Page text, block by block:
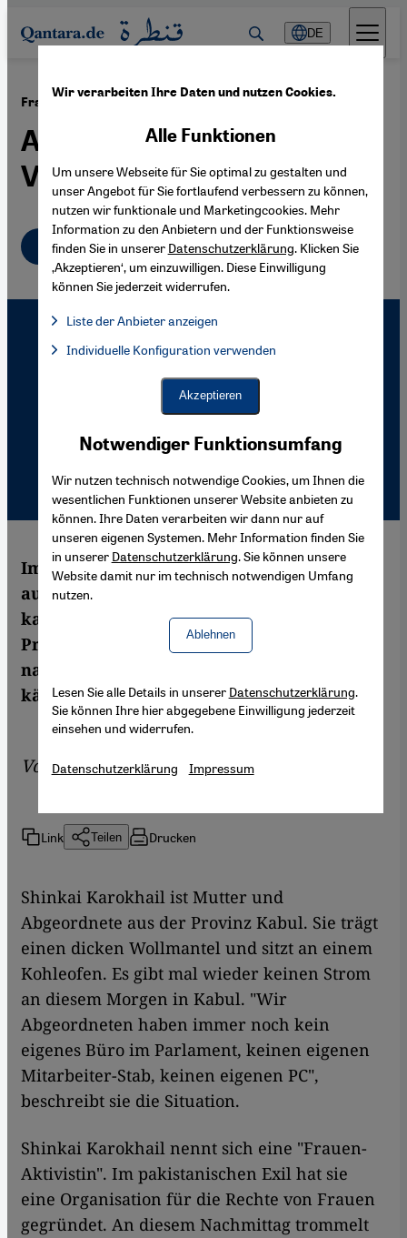
Direkt zum Inhalt springen
DE
Frauen im afghanischen Parlament ·09.01.2007
Auf der Suche nach
Verbündeten
Deutsch
Im neuen afghanischen Parlament sind
auch zahlreiche Frauen vertreten. Jedoch
kann dies nicht über die vielfältigen
Probleme hinwegtäuschen, mit denen sie
nach wie vor in Gesellschaft und Politik zu
kämpfen haben.
VonMartin Gerner
Link Teilen Drucken
Shinkai Karokhail ist Mutter und
Abgeordnete aus der Provinz Kabul. Sie trägt
einen dicken Wollmantel und sitzt an einem
Kohleofen. Es gibt mal wieder keinen Strom
an diesem Morgen in Kabul. "Wir
Abgeordneten haben immer noch kein
eigenes Büro im Parlament, keinen eigenen
Mitarbeiter-Stab, keinen eigenen PC",
beschreibt sie die Situation.
Shinkai Karokhail nennt sich eine "Frauen-
Aktivistin". Im pakistanischen Exil hat sie
eine Organisation für die Rechte von Frauen
gegründet. An diesem Nachmittag trommelt
Wir verarbeiten Ihre Daten und nutzen Cookies.
Notwendiger Funktionsumfang
Wir nutzen technisch notwendige Cookies, um Ihnen die
wesentlichen Funktionen unserer Website anbieten zu
können. Ihre Daten verarbeiten wir dann nur auf
unseren eigenen Systemen. Mehr Information finden Sie
in unserer Datenschutzerklärung. Sie können unsere
Website damit nur im technisch notwendigen Umfang
nutzen.
Ablehnen
Alle Funktionen
Um unsere Webseite für Sie optimal zu gestalten und
unser Angebot für Sie fortlaufend verbessern zu können,
nutzen wir funktionale und Marketingcookies. Mehr
Information zu den Anbietern und der Funktionsweise
finden Sie in unserer Datenschutzerklärung. Klicken Sie
‚Akzeptieren‘, um einzuwilligen. Diese Einwilligung
können Sie jederzeit widerrufen.
Liste der Anbieter anzeigen
Facebook Embed / Facebook Connect, Google Maps Embed,
Facebook Embed / Facebook Connect
Google Maps Embed
Individuelle Konfiguration verwenden
Akzeptieren
Lesen Sie alle Details in unserer Datenschutzerklärung.
Sie können Ihre hier abgegebene Einwilligung jederzeit
einsehen und widerrufen.
Datenschutzerklärung Impressum